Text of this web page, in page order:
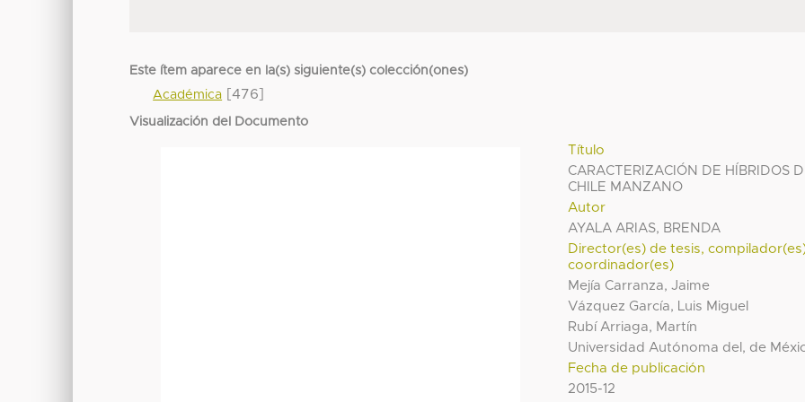
Este ítem aparece en la(s) siguiente(s) colección(ones)
Académica [476]
Visualización del Documento
Título
CARACTERIZACIÓN DE HÍBRIDOS
CHILE MANZANO
Autor
AYALA ARIAS, BRENDA
Director(es) de tesis,
coordinador(es)
Mejía Carranza, Jaime
Vázquez García, Luis Miguel
Rubí Arriaga, Martín
Universidad Autónoma del, de
Fecha de publicación
2015-12